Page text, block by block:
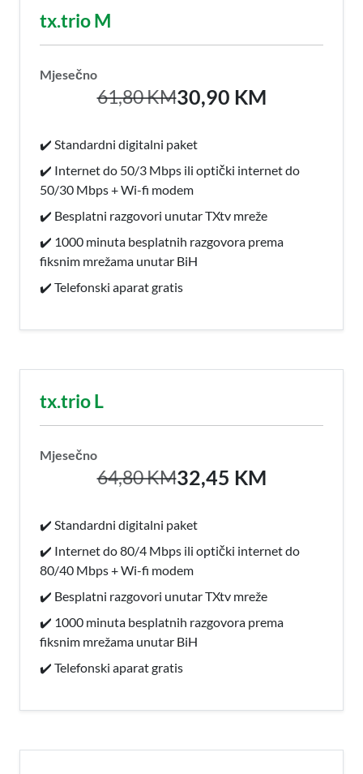
tx.trio M
Mjesečno
61,80 KM30,90 KM
✔️ Standardni digitalni paket
✔️ Internet do 50/3 Mbps ili optički internet do
50/30 Mbps + Wi-fi modem
✔️ Besplatni razgovori unutar TXtv mreže
✔️ 1000 minuta besplatnih razgovora prema
fiksnim mrežama unutar BiH
✔️ Telefonski aparat gratis
tx.trio L
Mjesečno
64,80 KM32,45 KM
✔️ Standardni digitalni paket
✔️ Internet do 80/4 Mbps ili optički internet do
80/40 Mbps + Wi-fi modem
✔️ Besplatni razgovori unutar TXtv mreže
✔️ 1000 minuta besplatnih razgovora prema
fiksnim mrežama unutar BiH
✔️ Telefonski aparat gratis